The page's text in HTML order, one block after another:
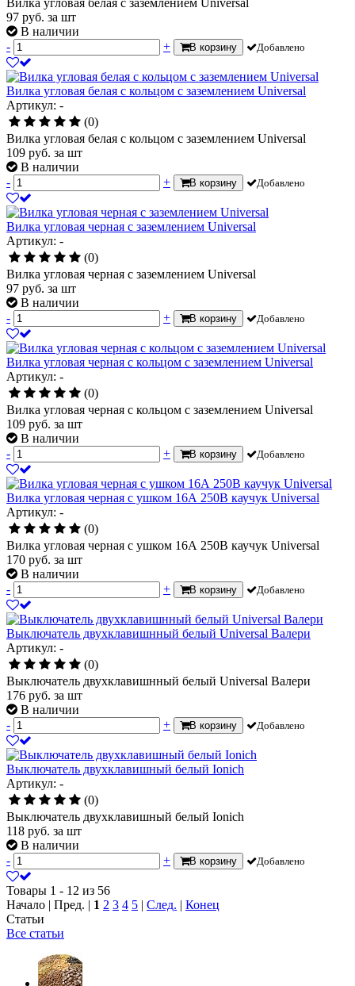
97 руб. за шт
В наличии
-
+ В корзину Добавлено
Вилка угловая белая с кольцом с заземлением Universal
Артикул: -
(0)
Вилка угловая белая с кольцом с заземлением Universal
109 руб. за шт
В наличии
-
+ В корзину Добавлено
Вилка угловая черная с заземлением Universal
Артикул: -
(0)
Вилка угловая черная с заземлением Universal
97 руб. за шт
В наличии
-
+ В корзину Добавлено
Вилка угловая черная с кольцом с заземлением Universal
Артикул: -
(0)
Вилка угловая черная с кольцом с заземлением Universal
109 руб. за шт
В наличии
-
+ В корзину Добавлено
Вилка угловая черная с ушком 16А 250В каучук Universal
Артикул: -
(0)
Вилка угловая черная с ушком 16А 250В каучук Universal
170 руб. за шт
В наличии
-
+ В корзину Добавлено
Выключатель двухклавишнный белый Universal Валери
Артикул: -
(0)
Выключатель двухклавишнный белый Universal Валери
176 руб. за шт
В наличии
-
+ В корзину Добавлено
Выключатель двухклавишный белый Ionich
Артикул: -
(0)
Выключатель двухклавишный белый Ionich
118 руб. за шт
В наличии
-
+ В корзину Добавлено
Товары 1 - 12 из 56
Начало | Пред. | 1 2 3 4 5 | След. | Конец
Статьи
Все статьи